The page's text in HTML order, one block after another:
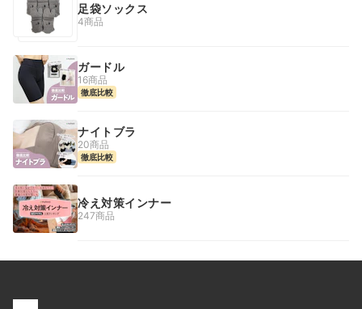
足袋ソックス
4商品
ガードル
16商品
徹底比較
ナイトブラ
20商品
徹底比較
冷え対策インナー
247商品